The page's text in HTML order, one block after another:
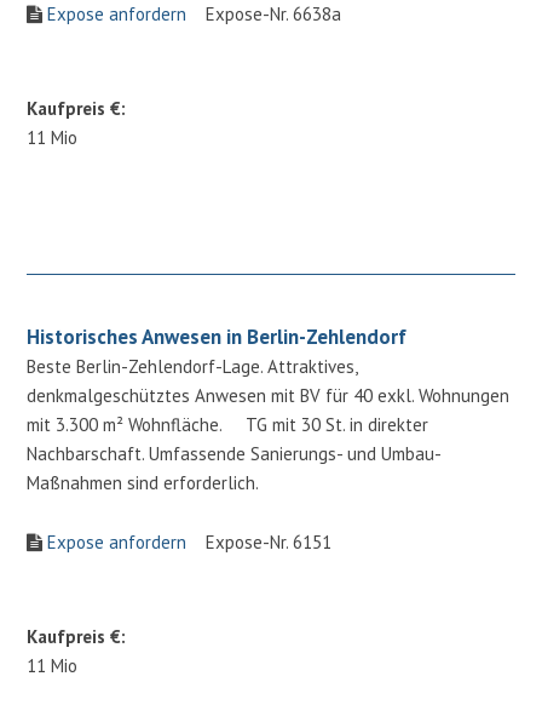
Expose anfordern Expose-Nr. 6638a
Kaufpreis €:
11 Mio
Historisches Anwesen in Berlin-Zehlendorf
Beste Berlin-Zehlendorf-Lage. Attraktives,
denkmalgeschütztes Anwesen mit BV für 40 exkl. Wohnungen
mit 3.300 m² Wohnfläche. TG mit 30 St. in direkter
Nachbarschaft. Umfassende Sanierungs- und Umbau-
Maßnahmen sind erforderlich.
Expose anfordern Expose-Nr. 6151
Kaufpreis €:
11 Mio